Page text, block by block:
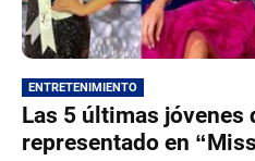
ENTRETENIMIENTO
Las 5 últimas jóvenes
representado en